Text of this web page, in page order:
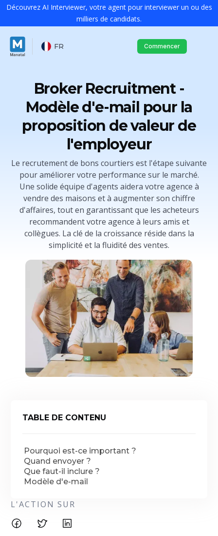
Découvrez AI Interviewer, votre agent pour interviewer un ou des
milliers de candidats.
FR Commencer
Broker Recruitment -
Modèle d'e-mail pour la
proposition de valeur de
l'employeur
Le recrutement de bons courtiers est l'étape suivante
pour améliorer votre performance sur le marché.
Une solide équipe d'agents aidera votre agence à
vendre des maisons et à augmenter son chiffre
d'affaires, tout en garantissant que les acheteurs
recommandent votre agence à leurs amis et
collègues. La clé de la croissance réside dans la
simplicité et la fluidité des ventes.
TABLE DE CONTENU
Pourquoi est-ce important ?
Quand envoyer ?
Que faut-il inclure ?
Modèle d'e-mail
L'ACTION SUR